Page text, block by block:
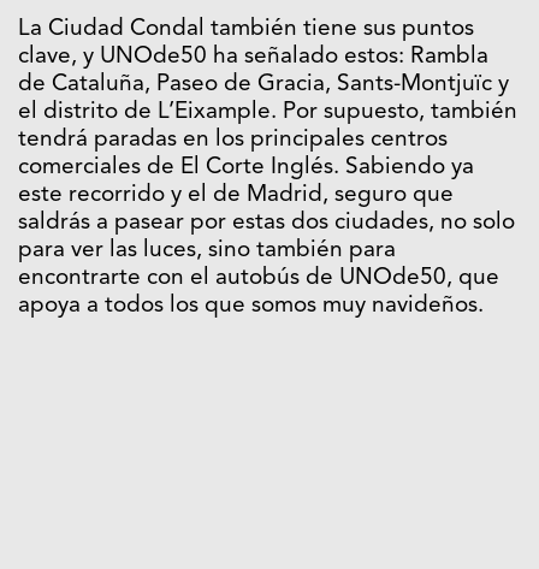
La Ciudad Condal también tiene sus puntos
clave, y UNOde50 ha señalado estos: Rambla
de Cataluña, Paseo de Gracia, Sants-Montjuïc y
el distrito de L’Eixample. Por supuesto, también
tendrá paradas en los principales centros
comerciales de El Corte Inglés. Sabiendo ya
este recorrido y el de Madrid, seguro que
saldrás a pasear por estas dos ciudades, no solo
para ver las luces, sino también para
encontrarte con el autobús de UNOde50, que
apoya a todos los que somos muy navideños.